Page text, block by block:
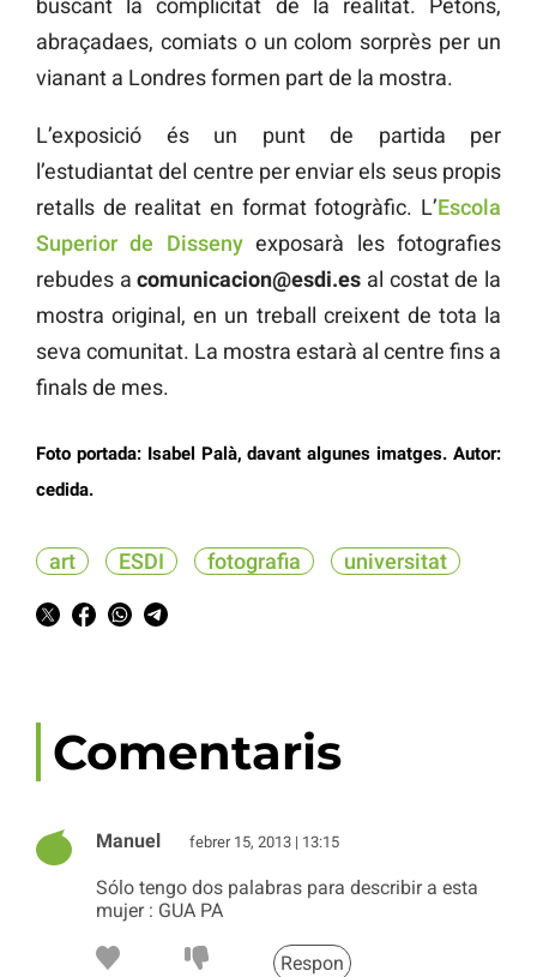
buscant la complicitat de la realitat. Petons,
abraçadaes, comiats o un colom sorprès per un
vianant a Londres formen part de la mostra.
L’exposició és un punt de partida per
l’estudiantat del centre per enviar els seus propis
retalls de realitat en format fotogràfic. L’Escola
Superior de Dissenyexposarà les fotografies
rebudes acomunicacion@esdi.es al costat de la
mostra original, en un treball creixent de tota la
seva comunitat. La mostra estarà al centre fins a
finals de mes.
Foto portada: Isabel Palà, davant algunes imatges. Autor:
cedida.
art ESDI fotografia universitat
Comentaris
Manuel febrer 15, 2013 | 13:15
Sólo tengo dos palabras para describir a esta
mujer : GUA PA
Respon